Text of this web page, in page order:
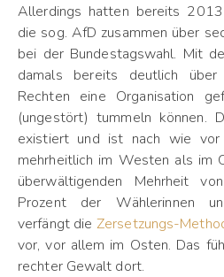
Allerdings hatten bereits 2013
die sog. AfD zusammen über
bei der Bundestagswahl. Mit
damals bereits deutlich
Rechten eine Organisation
(ungestört) tummeln können.
existiert und ist nach wie
mehrheitlich im Westen als im
überwältigenden Mehrheit
Prozent der Wählerinnen
verfängt dieZersetzungs-
vor, vor allem im Osten. Das
rechter Gewalt dort.